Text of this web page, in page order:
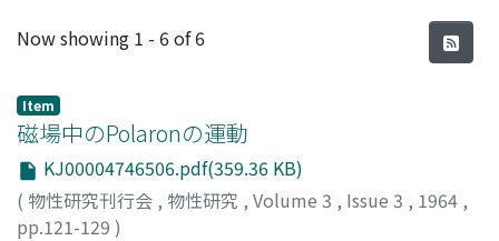
Recent Submissions
Now showing 1 - 6 of 6
Item
磁場中のPolaronの運動
KJ00004746506.pdf(359.36 KB)
( 物性研究刊行会 , 物性研究 , Volume 3 , Issue 3 , 1964 ,
pp.121-129 )